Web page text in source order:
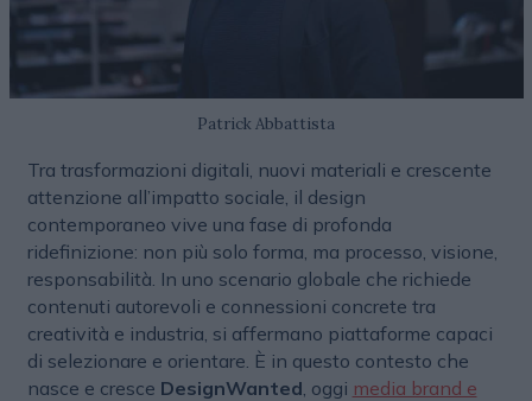
Patrick Abbattista
Tra trasformazioni digitali, nuovi materiali e crescente
attenzione all’impatto sociale, il design
contemporaneo vive una fase di profonda
ridefinizione: non più solo forma, ma processo, visione,
responsabilità. In uno scenario globale che richiede
contenuti autorevoli e connessioni concrete tra
creatività e industria, si affermano piattaforme capaci
di selezionare e orientare. È in questo contesto che
nasce e cresce DesignWanted , oggi media brand e